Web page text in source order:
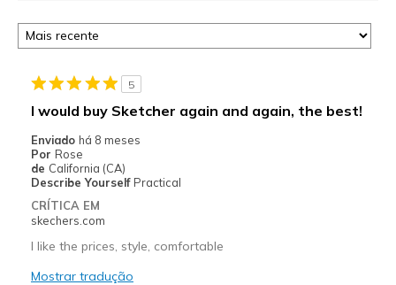
5
I would buy Sketcher again and again, the best!
Enviado há 8 meses
Por Rose
de California (CA)
Describe Yourself Practical
CRÍTICA EM
skechers.com
I like the prices, style, comfortable
Mostrar tradução